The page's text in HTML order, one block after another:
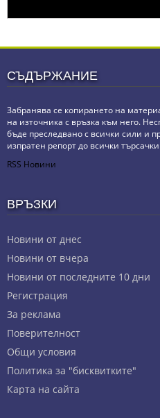
СЪДЪРЖАНИЕ
Забранява се копирането на
на източника с връзка към него.
бъде преследвано с всички сили и
изпратен репорт до всички
RSS Новини
ВРЪЗКИ
Новини от днес
Новини от вчера
Новини от последните 10 дни
Регистрация
За реклама
Πoвepитeлнocт
Общи условия
Политика за "бисквитките"
Карта на сайта